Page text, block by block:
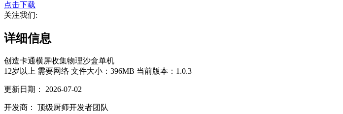
点击下载
关注我们:
详细信息
创造卡通横屏收集物理沙盒单机
12岁以上 需要网络 文件大小：396MB 当前版本：1.0.3
更新日期： 2026-07-02
开发商： 顶级厨师开发者团队